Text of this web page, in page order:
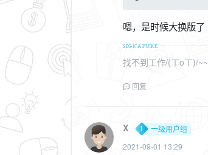
嗯，是时候大换版了
找不到工作/(ㄒoㄒ)/~~
回复
X
一级用户组
2021-09-01 13:29